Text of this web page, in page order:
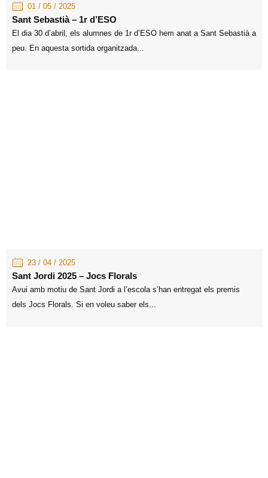
01 / 05 / 2025
Sant Sebastià – 1r d’ESO
El dia 30 d’abril, els alumnes de 1r d’ESO hem anat a Sant Sebastià a
peu. En aquesta sortida organitzada...
23 / 04 / 2025
Sant Jordi 2025 – Jocs Florals
Avui amb motiu de Sant Jordi a l’escola s’han entregat els premis
dels Jocs Florals. Si en voleu saber els...